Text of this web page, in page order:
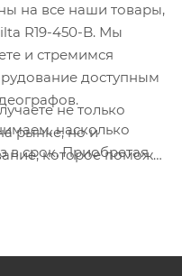
на все наши товары,
R19-450-B. Мы
и стремимся
доступным
насколько
в срок. Приобретая
над тем,
не только
рынке, но и
которое поможет